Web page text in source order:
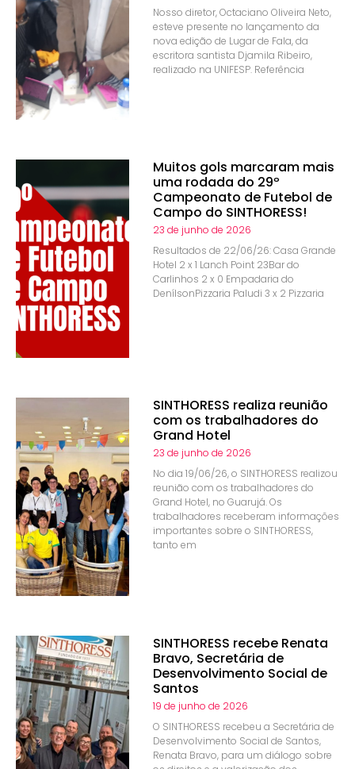
Nosso diretor, Octaciano Oliveira Neto,
esteve presente no lançamento da
nova edição de Lugar de Fala, da
escritora santista Djamila Ribeiro,
realizado na UNIFESP. Referência
Muitos gols marcaram mais
uma rodada do 29º
Campeonato de Futebol de
Campo do SINTHORESS!
23 de junho de 2026
Resultados de 22/06/26: Casa Grande
Hotel 2 x 1 Lanch Point 23Bar do
Carlinhos 2 x 0 Empadaria do
DenílsonPizzaria Paludi 3 x 2 Pizzaria
SINTHORESS realiza reunião
com os trabalhadores do
Grand Hotel
23 de junho de 2026
No dia 19/06/26, o SINTHORESS realizou
reunião com os trabalhadores do
Grand Hotel, no Guarujá. Os
trabalhadores receberam informações
importantes sobre o SINTHORESS,
tanto em
SINTHORESS recebe Renata
Bravo, Secretária de
Desenvolvimento Social de
Santos
19 de junho de 2026
O SINTHORESS recebeu a Secretária de
Desenvolvimento Social de Santos,
Renata Bravo, para um diálogo sobre